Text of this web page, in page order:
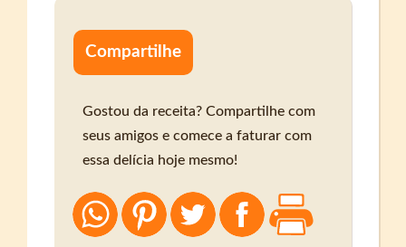
Compartilhe
Gostou da receita? Compartilhe com
seus amigos e comece a faturar com
essa delícia hoje mesmo!